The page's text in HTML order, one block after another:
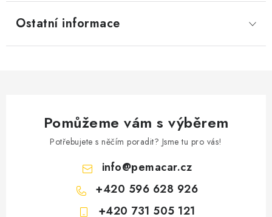
Ostatní informace
Pomůžeme vám s výběrem
Potřebujete s něčím poradit? Jsme tu pro vás!
info@pemacar.cz
+420 596 628 926
+420 731 505 121